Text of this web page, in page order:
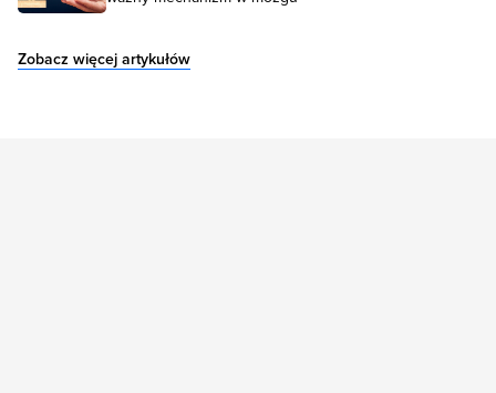
Zobacz więcej artykułów